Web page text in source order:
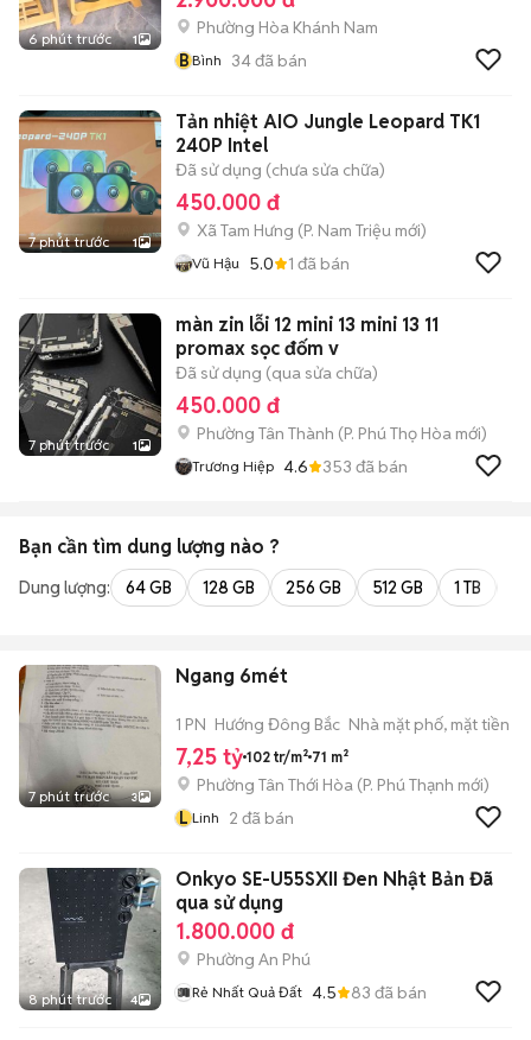
6 phút trước 1
Phường Hòa Khánh Nam
BBình 34đã bán
7 phút trước 1
Tản nhiệt AIO Jungle Leopard TK1
240P Intel
Đã sử dụng (chưa sửa chữa)
450.000 đ
Xã Tam Hưng (P. Nam Triệu mới)
Vũ Hậu 5.0 1 đã bán
7 phút trước 1
màn zin lỗi 12 mini 13 mini 13 11
promax sọc đốm v
Đã sử dụng (qua sửa chữa)
450.000 đ
Phường Tân Thành (P. Phú Thọ Hòa mới)
Trương Hiệp 4.6 353 đã bán
Bạn cần tìm dung lượng nào ?
Dung lượng: 64 GB 128 GB 256 GB 512 GB 1 TB
7 phút trước 3
Ngang 6mét
1 PN Hướng Đông Bắc Nhà mặt phố, mặt tiền
7,25 tỷ 102 tr/m² 71 m²
Phường Tân Thới Hòa (P. Phú Thạnh mới)
L Linh 2 đã bán
8 phút trước 4
Onkyo SE-U55SXII Đen Nhật Bản Đã
qua sử dụng
1.800.000 đ
Phường An Phú
Rẻ Nhất Quả Đất 4.5 83 đã bán